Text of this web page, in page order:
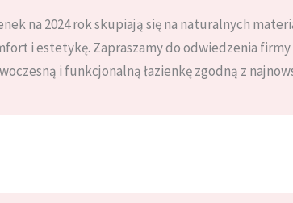
na 2024 rok skupiają się na naturalnych
i estetykę. Zapraszamy do odwiedzenia
i funkcjonalną łazienkę zgodną z